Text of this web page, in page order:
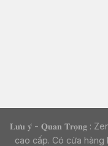
𝐋𝐮̛𝐮 𝐲́ - 𝐐𝐮𝐚𝐧 𝐓𝐫𝐨̣𝐧𝐠 :
cao cấp. Có cửa